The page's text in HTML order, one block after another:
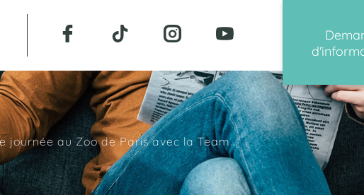
journée au Zoo de Paris avec la Team...